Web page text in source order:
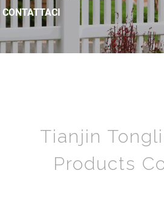
CONTATTACI
Tianjin
Products